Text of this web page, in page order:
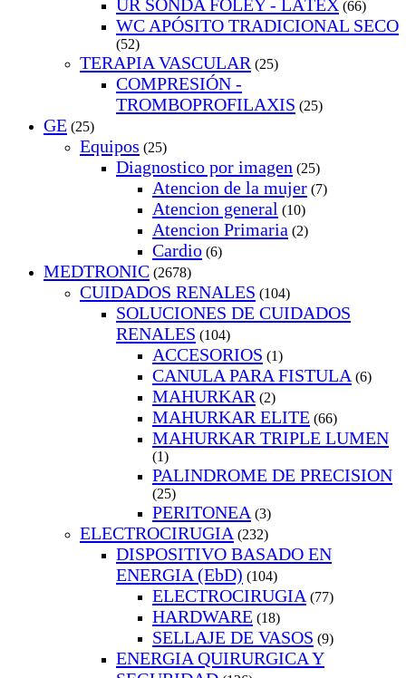
UR SONDA FOLEY - LÁTEX (66)
WC APÓSITO TRADICIONAL SECO
(52)
TERAPIA VASCULAR (25)
COMPRESIÓN -
TROMBOPROFILAXIS (25)
GE (25)
Equipos (25)
Diagnostico por imagen (25)
Atencion de la mujer (7)
Atencion general (10)
Atencion Primaria (2)
Cardio (6)
MEDTRONIC (2678)
CUIDADOS RENALES (104)
SOLUCIONES DE CUIDADOS
RENALES (104)
ACCESORIOS (1)
CANULA PARA FISTULA (6)
MAHURKAR (2)
MAHURKAR ELITE (66)
MAHURKAR TRIPLE LUMEN
(1)
PALINDROME DE PRECISION
(25)
PERITONEA (3)
ELECTROCIRUGIA (232)
DISPOSITIVO BASADO EN
ENERGIA (EbD) (104)
ELECTROCIRUGIA (77)
HARDWARE (18)
SELLAJE DE VASOS (9)
ENERGIA QUIRURGICA Y